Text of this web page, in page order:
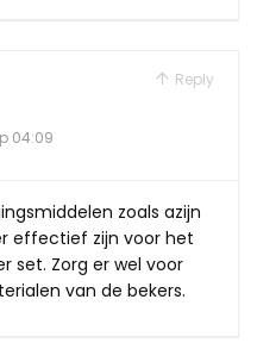
Reply
04:09
zoals azijn
effectief zijn voor het
set. Zorg er wel voor
van de bekers.